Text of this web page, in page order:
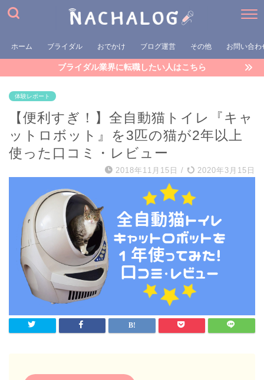
ホーム ブライダル おでかけ ブログ運営 その他 お問い合わ
ブライダル業界に転職したい人はこちら
体験レポート
【便利すぎ！】全自動猫トイレ『キャ
ットロボット』を3匹の猫が2年以上
使った口コミ・レビュー
2018年11月15日 / 2020年3月15日